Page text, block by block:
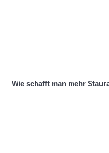
Wie schafft man mehr